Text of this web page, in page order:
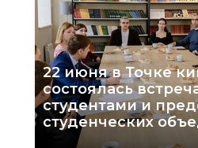
22 июня в Точке
состоялась
студентами и
студенческих